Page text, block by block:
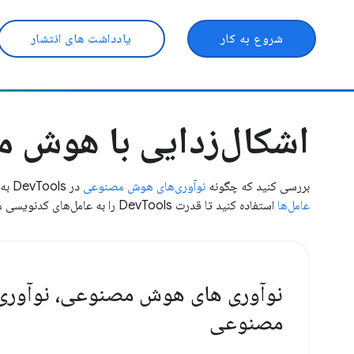
شروع به کار یادداشت های انتشار
اشکال‌زدایی با
بررسی کنید که چگونه نوآوری‌های هوش مصنوعی در DevTools به شما امکان می‌دهد کارهای بیشتری و سریع‌تر انجام دهید.
عامل‌ها استفاده کنید تا قدرت DevTools را به عامل‌های کدنویسی مورد علاقه خود متصل کنید.
نوآوری های هوش مصنوعی،
مصنوعی